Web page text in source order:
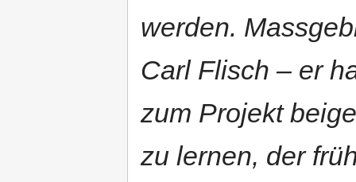
werden.
Carl Flisch – er
zum Projekt
zu lernen, der